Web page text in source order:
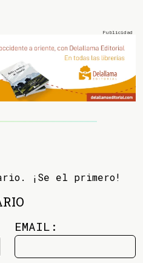
¡Se el primero!
EMAIL: